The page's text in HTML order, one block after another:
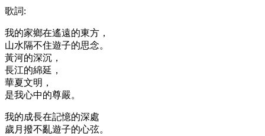
歌詞:
我的家鄉在遙遠的東方，
山水隔不住遊子的思念。
黃河的深沉，
長江的綿延，
華夏文明，
是我心中的尊嚴。
我的成長在記憶的深處
歲月撥不亂遊子的心弦。